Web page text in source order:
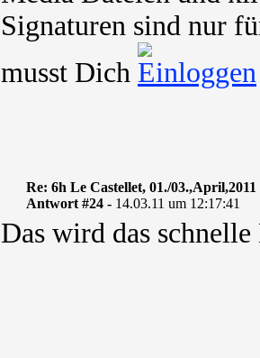
Signaturen sind nur
musst Dich
Re: 6h Le Castellet, 01./03.,April,2011
Antwort #24 - 14.03.11 um 12:17:41
Das wird das